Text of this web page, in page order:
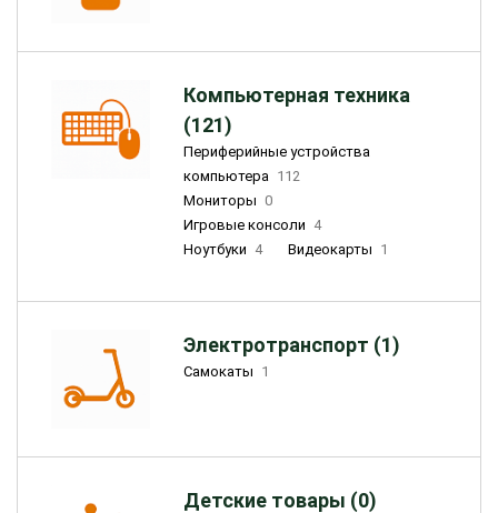
Компьютерная техника
(121)
Периферийные устройства
компьютера 112
Мониторы 0
Игровые консоли 4
Ноутбуки 4 Видеокарты 1
Электротранспорт (1)
Самокаты 1
Детские товары (0)